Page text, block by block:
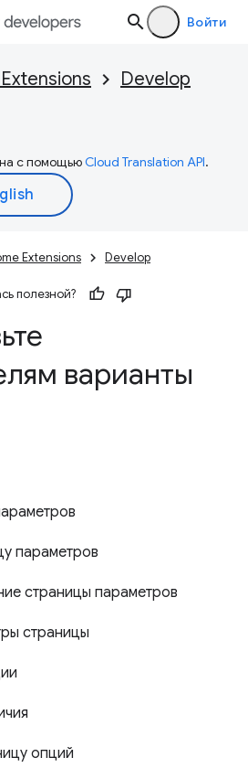
Войти
Develop
с помощьюCloud Translation API.
Extensions Develop
полезной?
варианты
параметров
страницы параметров
страницы
опций